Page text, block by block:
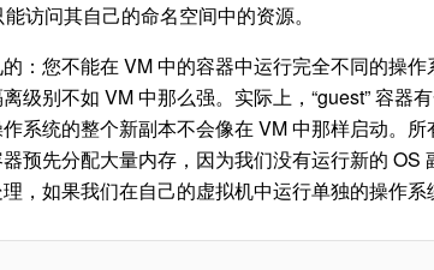
访问其自己的命名空间中的资源。
：您不能在 VM 中的容器中运行完全不同的操作
级别不如 VM 中那么强。实际上，“guest” 容器
系统的整个新副本不会像在 VM 中那样启动。所
预先分配大量内存，因为我们没有运行新的 OS
，如果我们在自己的虚拟机中运行单独的操作系